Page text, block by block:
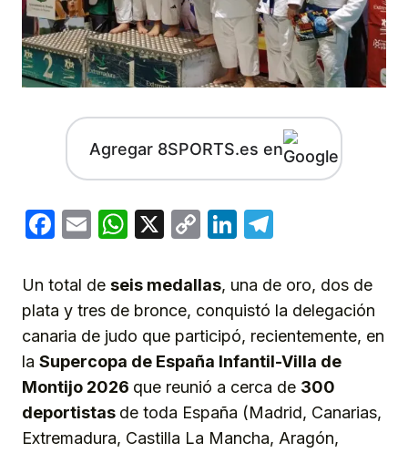
Agregar 8SPORTS.es en
Facebook
EmailWhatsApp
X
CopyLinkedIn
Un total de seis medallas, una de oro, dos de
plata y tres de bronce, conquistó la delegación
canaria de judo que participó, recientemente, en
la Supercopa de España Infantil-Villa de
Montijo 2026 que reunió a cerca de 300
deportistas de toda España (Madrid, Canarias,
Extremadura, Castilla La Mancha, Aragón,